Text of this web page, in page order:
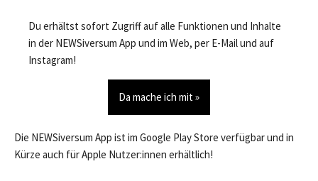
Du erhältst sofort Zugriff auf alle Funktionen und Inhalte
in der NEWSiversum App und im Web, per E-Mail und auf
Instagram!
Da mache ich mit »
Die NEWSiversum App ist im Google Play Store verfügbar und in
Kürze auch für Apple Nutzer:innen erhältlich!